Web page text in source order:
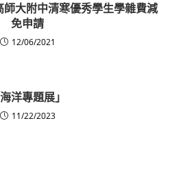
大附中清寒優秀學生學雜費減
免申請
12/06/2021
海洋專題展」
11/22/2023